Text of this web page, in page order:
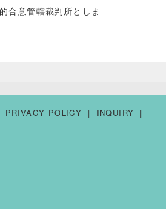
合意管轄裁判所としま
PRIVACY POLICY INQUIRY